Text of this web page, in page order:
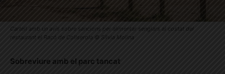
Cartell amb un avís sobre sancions per alimentar senglars al costat del
restaurant el Racó de Collserola © Sílvia Molina
Sobreviure amb el parc tancat